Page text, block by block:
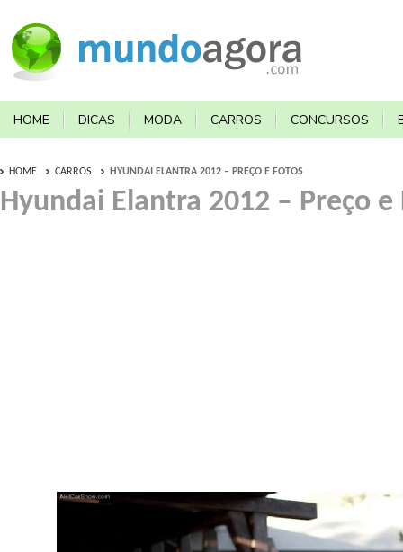
HOME DICAS MODA CARROS CONCURSOS
HOME CARROS HYUNDAI ELANTRA 2012 – PREÇO E FOTOS
Hyundai Elantra 2012 – Preço e